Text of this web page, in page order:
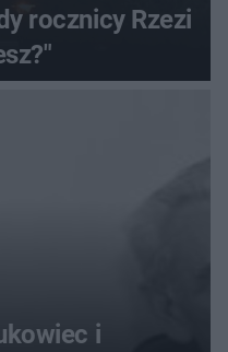
rocznicy Rzezi
i